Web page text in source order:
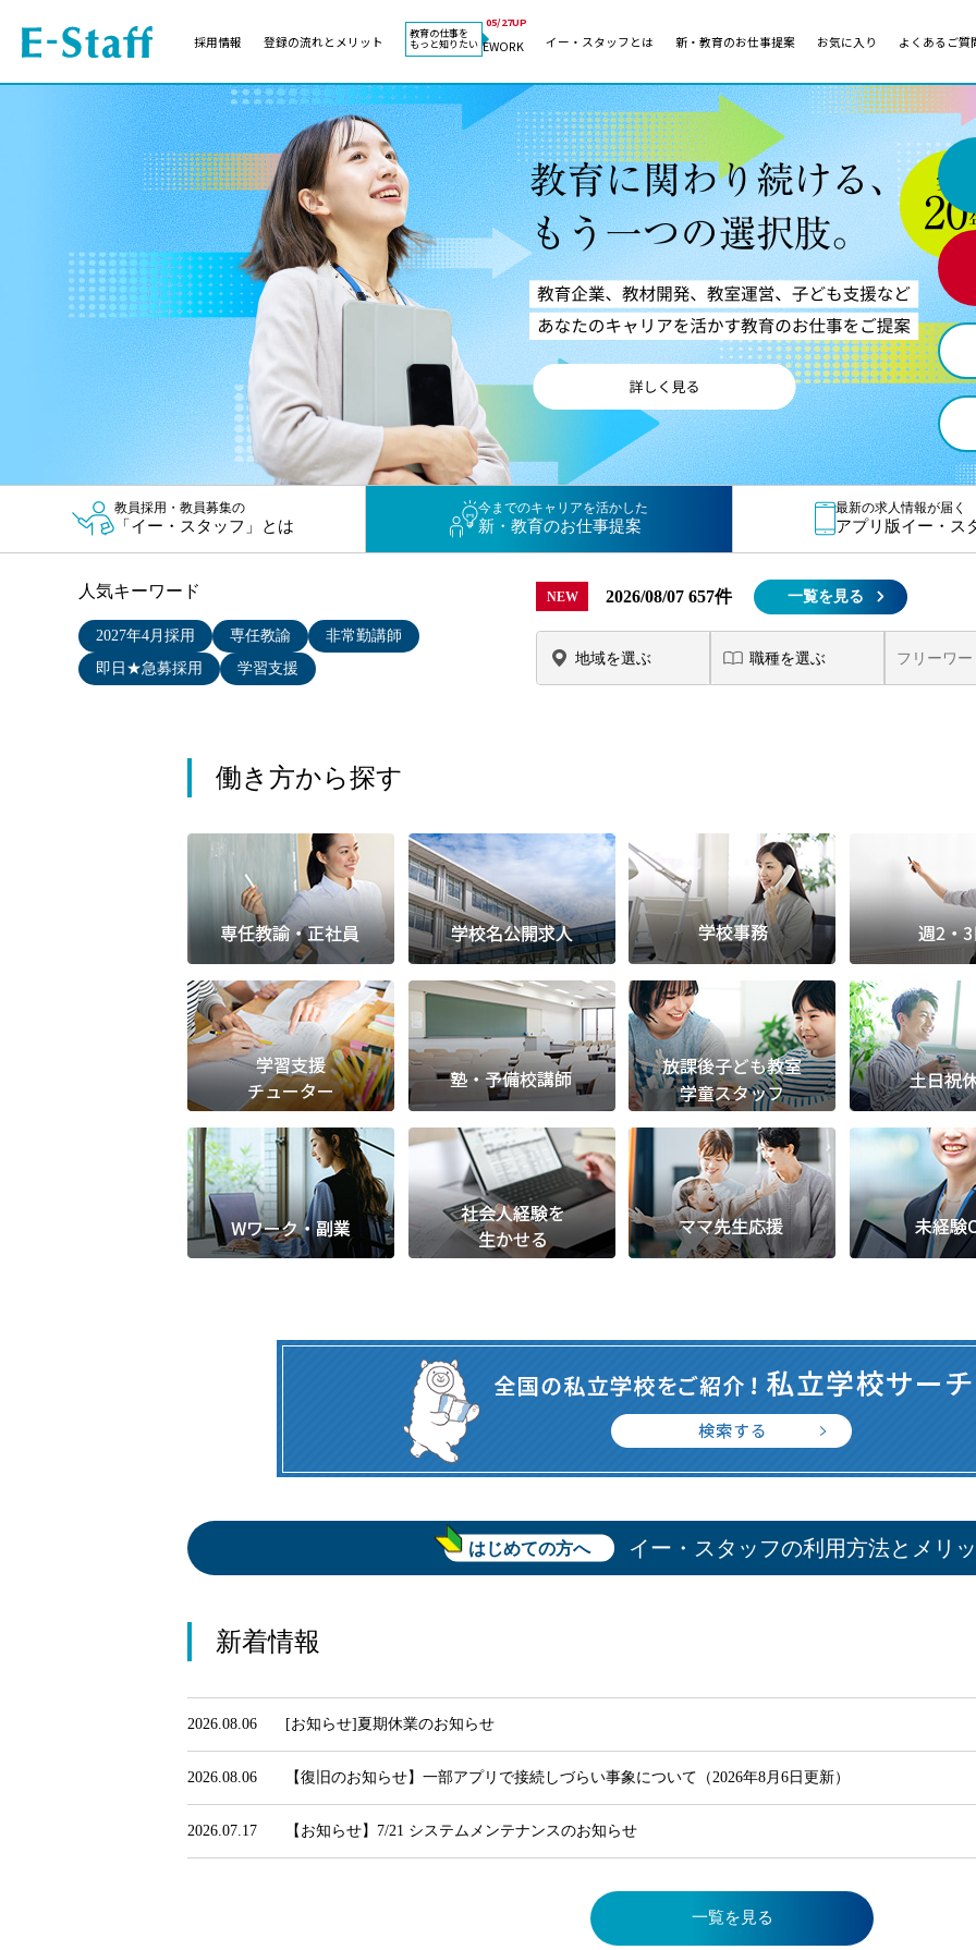
採用情報
関東
東海
近畿
九州
北海道
沖縄県
東北
信越
英語教員
社会教員
理科教員
数学教員
国語教員
その他教科教員
家庭科教員
技術教員
養護教諭
講師（免許不問）
ICT支援員
学童スタッフ
学習支援
チューター
個別指導
ALT/AET
塾・予備校講師
オンライン講師
幼稚園教諭・保育士
日本語教師
添削・校正スタッフ
学校支援員
広報・宣伝
一般事務
経理・会計事務
総務・人事事務
こども支援スタッフ
専任教諭
常勤講師
非常勤講師
常勤職員
非常勤職員
アルバイト・パート
その他
正社員
契約社員
教育関
教員
月額
業務委
自社採
月額固
月額固
駅徒歩
駅徒
英語力
資格を
AMの
15時退
土日
週6日
週5日
2学
即日★
学校
紹介
派遣
紹介予
未経験
新卒
第二新
Iター
社会
子育て
ミドル
扶養
週2日
Wワ
夕方
登録の流れとメリット
教育の仕事を
もっと知りたい
05/27UP
EWORK
イー・スタッフとは 新・教育のお仕事提案 お気に入り よくあるご質
教員採用・教員募集の
「イー・スタッフ」とは
今までのキャリアを活かした
新・教育のお仕事提案
最新の求人情報が届く
アプリ版イー・ス
人気キーワード
2027年4月採用 専任教諭
非常勤講師
即日★急募採用
学習支援
NEW 2026/08/07 657件 一覧を見る
働き方から探す
はじめての方へ イー・スタッフの利用方法とメリ
新着情報
2026.08.06 [お知らせ]夏期休業のお知らせ
2026.08.06 【復旧のお知らせ】一部アプリで接続しづらい事象について（2026年8月6日更新）
2026.07.17 【お知らせ】7/21 システムメンテナンスのお知らせ
一覧を見る